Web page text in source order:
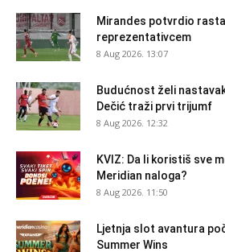
Mirandes potvrdio
reprezentativcem
8 Aug 2026. 13:07
Budućnost želi
Dečić traži prvi trijumf
8 Aug 2026. 12:32
KVIZ: Da li koristiš sve
Meridian naloga?
8 Aug 2026. 11:50
Ljetnja slot avantura
Summer Wins